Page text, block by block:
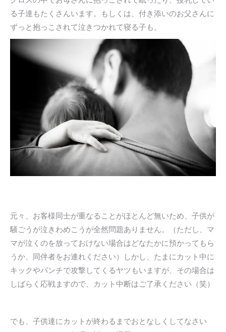
る子達もたくさんいます。もしくは、付き添いのお父さんに
ずっと抱っこされて泣きつかれて寝る子も。
元々、お客様同士が重なることがほとんど無いため、子供が
騒ごうが泣きわめこうが全然問題ありません。（ただし、マ
マが泣くのを放っておけない場合はどなたかに預かってもら
うか、同伴者をお連れください）しかし、たまにカット中に
キックやパンチで攻撃してくるヤツもいますが、その場合は
しばらく応戦ますので、カット中断はご了承ください（笑）
でも、子供達にカットが終わるまでおとなしくしてなさい